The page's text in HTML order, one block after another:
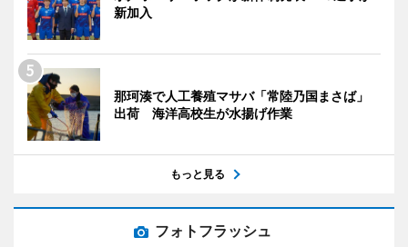
新加入
那珂湊で人工養殖マサバ「常陸乃国まさば」
出荷 海洋高校生が水揚げ作業
もっと見る
フォトフラッシュ